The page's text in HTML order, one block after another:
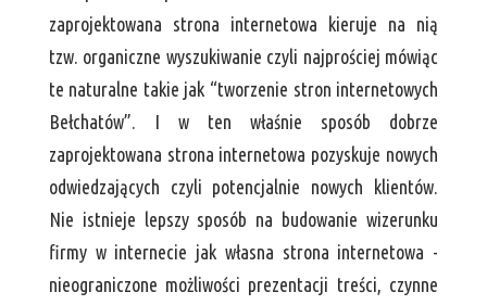
zaprojektowana strona internetowa kieruje na nią
tzw. organiczne wyszukiwanie czyli najprościej mówiąc
te naturalne takie jak “tworzenie stron internetowych
Bełchatów”. I w ten właśnie sposób dobrze
zaprojektowana strona internetowa pozyskuje nowych
odwiedzających czyli potencjalnie nowych klientów.
Nie istnieje lepszy sposób na budowanie wizerunku
firmy w internecie jak własna strona internetowa -
nieograniczone możliwości prezentacji treści, czynne